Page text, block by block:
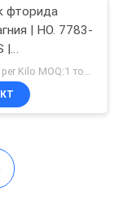
фторида
| НО. 7783-
|
для$100-$300 per Kilo MOQ:1 тонна